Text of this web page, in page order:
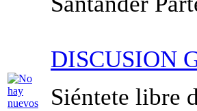
DISCUSION
Siéntete libre